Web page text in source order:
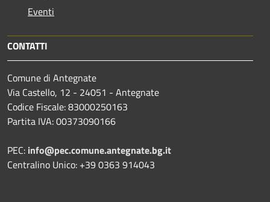
Eventi
CONTATTI
Comune di Antegnate
Via Castello, 12 - 24051 - Antegnate
Codice Fiscale: 83000250163
Partita IVA: 00373090166
PEC: info@pec.comune.antegnate.bg.it
Centralino Unico: +39 0363 914043